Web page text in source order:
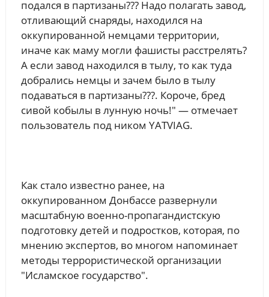
подался в партизаны??? Надо полагать завод,
отливающий снаряды, находился на
оккупированной немцами территории,
иначе как маму могли фашисты расстрелять?
А если завод находился в тылу, то как туда
добрались немцы и зачем было в тылу
подаваться в партизаны???. Короче, бред
сивой кобылы в лунную ночь!" — отмечает
пользователь под ником YATVIAG.
Как стало известно ранее, на
оккупированном Донбассе развернули
масштабную военно-пропагандистскую
подготовку детей и подростков, которая, по
мнению экспертов, во многом напоминает
методы террористической организации
"Исламское государство".